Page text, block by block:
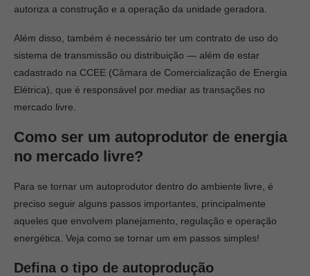
autoriza a construção e a operação da unidade geradora.
Além disso, também é necessário ter um contrato de uso do
sistema de transmissão ou distribuição — além de estar
cadastrado na CCEE (Câmara de Comercialização de Energia
Elétrica), que é responsável por mediar as transações no
mercado livre.
Como ser um autoprodutor de energia
no mercado livre?
Para se tornar um autoprodutor dentro do ambiente livre, é
preciso seguir alguns passos importantes, principalmente
aqueles que envolvem planejamento, regulação e operação
energética. Veja como se tornar um em passos simples!
Defina o tipo de autoprodução